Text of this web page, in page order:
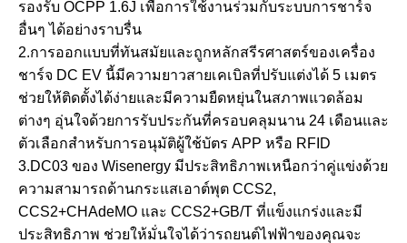
รองรับ OCPP 1.6J เพื่อการใช้งานร่วมกับระบบการชาร์จ
อื่นๆ ได้อย่างราบรื่น
2.การออกแบบที่ทันสมัยและถูกหลักสรีรศาสตร์ของเครื่อง
ชาร์จ DC EV นี้มีความยาวสายเคเบิลที่ปรับแต่งได้ 5 เมตร
ช่วยให้ติดตั้งได้ง่ายและมีความยืดหยุ่นในสภาพแวดล้อม
ต่างๆ อุ่นใจด้วยการรับประกันที่ครอบคลุมนาน 24 เดือนและ
ตัวเลือกสำหรับการอนุมัติผู้ใช้บัตร APP หรือ RFID
3.DC03 ของ Wisenergy มีประสิทธิภาพเหนือกว่าคู่แข่งด้วย
ความสามารถด้านกระแสเอาต์พุต CCS2,
CCS2+CHAdeMO และ CCS2+GB/T ที่แข็งแกร่งและมี
ประสิทธิภาพ ช่วยให้มั่นใจได้ว่ารถยนต์ไฟฟ้าของคุณจะ